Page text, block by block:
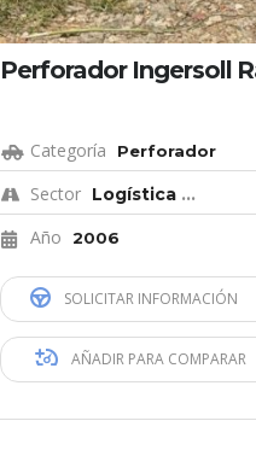
Perforador Ingersoll
Categoría Perforador
Sector Logística ...
Año 2006
SOLICITAR INFORMACIÓN
AÑADIR PARA COMPARAR